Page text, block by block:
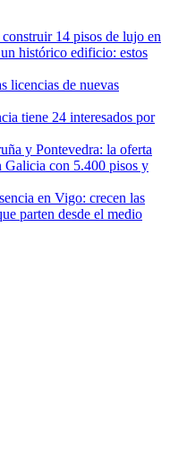
14 pisos de lujo en
histórico edificio: estos
licencias de nuevas
tiene 24 interesados por
y Pontevedra: la oferta
Galicia con 5.400 pisos y
en Vigo: crecen las
parten desde el medio